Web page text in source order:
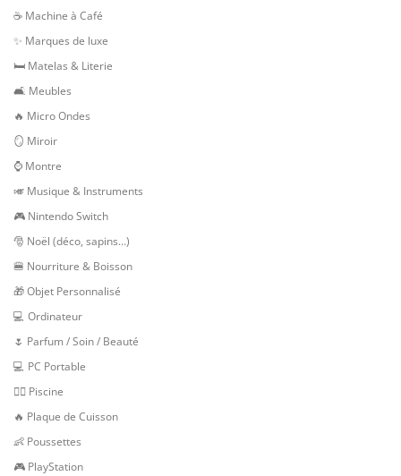
☕ Machine à Café
✨ Marques de luxe
🛏 Matelas & Literie
🛋 Meubles
🔥 Micro Ondes
🪞 Miroir
⌚ Montre
🎺 Musique & Instruments
🎮 Nintendo Switch
🎅 Noël (déco, sapins…)
🍔 Nourriture & Boisson
🎁 Objet Personnalisé
💻 Ordinateur
🌷 Parfum / Soin / Beauté
💻 PC Portable
🏊‍♂️ Piscine
🔥 Plaque de Cuisson
👶 Poussettes
🎮 PlayStation